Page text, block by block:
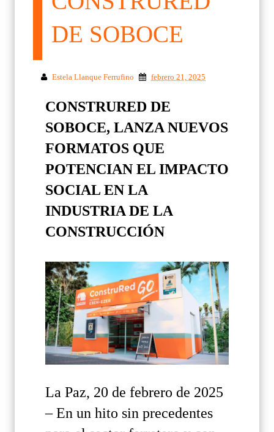
DE SOBOCE
Estela Llanque Ferrufino febrero 21, 2025
CONSTRURED DE
SOBOCE, LANZA NUEVOS
FORMATOS QUE
POTENCIAN EL IMPACTO
SOCIAL EN LA
INDUSTRIA DE LA
CONSTRUCCIÓN
La Paz, 20 de febrero de 2025
– En un hito sin precedentes